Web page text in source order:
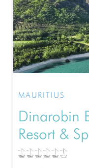
MAURITIUS
Dinarobin
Resort &